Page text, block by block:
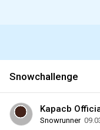
Snowchallenge
Kapacb
Snowrunner